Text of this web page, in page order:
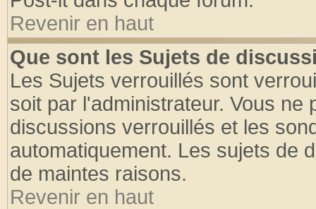
Revenir en haut
Que sont les Sujets de
Les Sujets verrouillés sont
soit par l'administrateur. Vous
discussions verrouillés et les
automatiquement. Les sujets de
de maintes raisons.
Revenir en haut